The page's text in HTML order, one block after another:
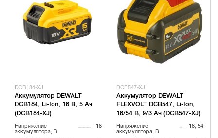
DCB184-XJ
Аккумулятор DEWALT
DCB184, Li-Ion, 18 В, 5 Ач
(DCB184-XJ)
Напряжение
аккумулятора, В
18
DCB547-XJ
Аккумулятор DEWALT
FLEXVOLT DCB547, Li-Ion,
18/54 В, 9/3 Ач (DCB547-XJ)
Напряжение
аккумулятора, В
18, 54